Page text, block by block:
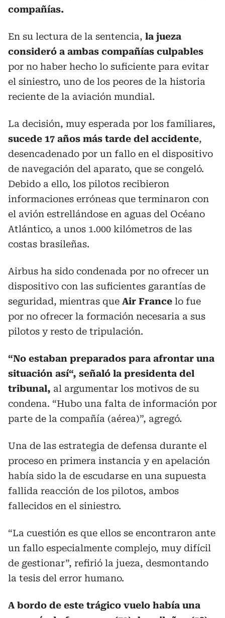
compañías.
En su lectura de la sentencia, la jueza
consideró a ambas compañías culpables
por no haber hecho lo suficiente para evitar
el siniestro, uno de los peores de la historia
reciente de la aviación mundial.
La decisión, muy esperada por los familiares,
sucede 17 años más tarde del accidente,
desencadenado por un fallo en el dispositivo
de navegación del aparato, que se congeló.
Debido a ello, los pilotos recibieron
informaciones erróneas que terminaron con
el avión estrellándose en aguas del Océano
Atlántico, a unos 1.000 kilómetros de las
costas brasileñas.
Airbus ha sido condenada por no ofrecer un
dispositivo con las suficientes garantías de
seguridad, mientras que Air France lo fue
por no ofrecer la formación necesaria a sus
pilotos y resto de tripulación.
“No estaban preparados para afrontar una
situación así“, señaló la presidenta del
tribunal, al argumentar los motivos de su
condena. “Hubo una falta de información por
parte de la compañía (aérea)”, agregó.
Una de las estrategia de defensa durante el
proceso en primera instancia y en apelación
había sido la de escudarse en una supuesta
fallida reacción de los pilotos, ambos
fallecidos en el siniestro.
“La cuestión es que ellos se encontraron ante
un fallo especialmente complejo, muy difícil
de gestionar”, refirió la jueza, desmontando
la tesis del error humano.
A bordo de este trágico vuelo había una